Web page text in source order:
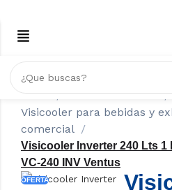
Inicio
REFRIGERACIÓN
Visicooler para bebidas y
comercial
Visicooler Inverter 240 Lts 1
VC-240 INV Ventus
OFERTA